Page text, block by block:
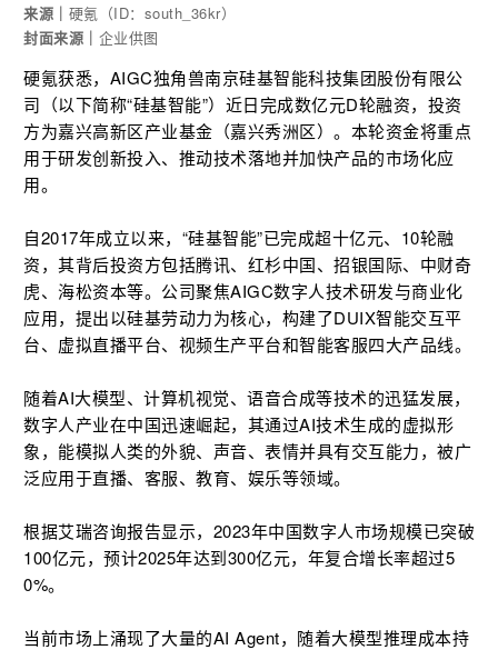
来源｜ 硬氪 （ID： south_36kr）
封面来源 ｜ 企业供图
硬氪获悉，AIGC独角兽南京硅基智能科技集团股份有限公
司（以下简称“硅基智能”）近日完成数亿元D轮融资，投资
方为嘉兴高新区产业基金（嘉兴秀洲区）。本轮资金将重点
用于研发创新投入、推动技术落地并加快产品的市场化应
用。
自2017年成立以来，“硅基智能”已完成超十亿元、10轮融
资，其背后投资方包括腾讯、红杉中国、招银国际、中财奇
虎、海松资本等。公司聚焦AIGC数字人技术研发与商业化
应用，提出以硅基劳动力为核心，构建了DUIX智能交互平
台、虚拟直播平台、视频生产平台和智能客服四大产品线。
随着AI大模型、计算机视觉、语音合成等技术的迅猛发展，
数字人产业在中国迅速崛起，其通过AI技术生成的虚拟形
象，能模拟人类的外貌、声音、表情并具有交互能力，被广
泛应用于直播、客服、教育、娱乐等领域。
根据艾瑞咨询报告显示，2023年中国数字人市场规模已突破
100亿元，预计2025年达到300亿元，年复合增长率超过5
0%。
当前市场上涌现了大量的AI Agent，随着大模型推理成本持